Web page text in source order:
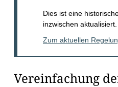
Dies ist eine
inzwischen aktualisiert.
Zum aktuellen
Vereinfachung